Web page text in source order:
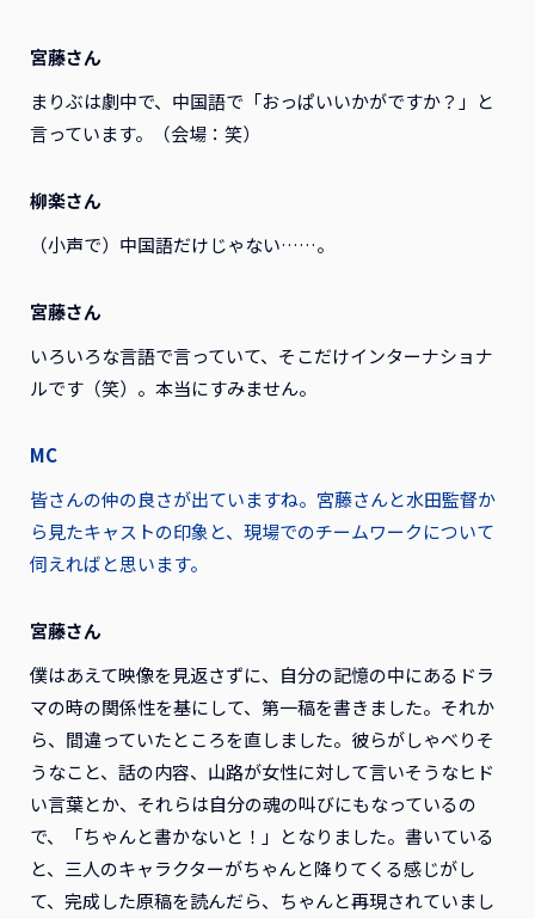
宮藤さん
まりぶは劇中で、中国語で「おっぱいいかがですか？」と
言っています。（会場：笑）
柳楽さん
（小声で）中国語だけじゃない……。
宮藤さん
いろいろな言語で言っていて、そこだけインターナショナ
ルです（笑）。本当にすみません。
MC
皆さんの仲の良さが出ていますね。宮藤さんと水田監督か
ら見たキャストの印象と、現場でのチームワークについて
伺えればと思います。
宮藤さん
僕はあえて映像を見返さずに、自分の記憶の中にあるドラ
マの時の関係性を基にして、第一稿を書きました。それか
ら、間違っていたところを直しました。彼らがしゃべりそ
うなこと、話の内容、山路が女性に対して言いそうなヒド
い言葉とか、それらは自分の魂の叫びにもなっているの
で、「ちゃんと書かないと！」となりました。書いている
と、三人のキャラクターがちゃんと降りてくる感じがし
て、完成した原稿を読んだら、ちゃんと再現されていまし